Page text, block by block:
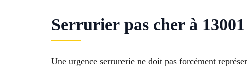
Serrurier pas cher à
Une urgence serrurerie ne doit pas forcément